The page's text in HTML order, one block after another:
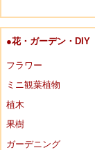
●花・ガーデン・DIY
フラワー
ミニ観葉植物
植木
果樹
ガーデニング